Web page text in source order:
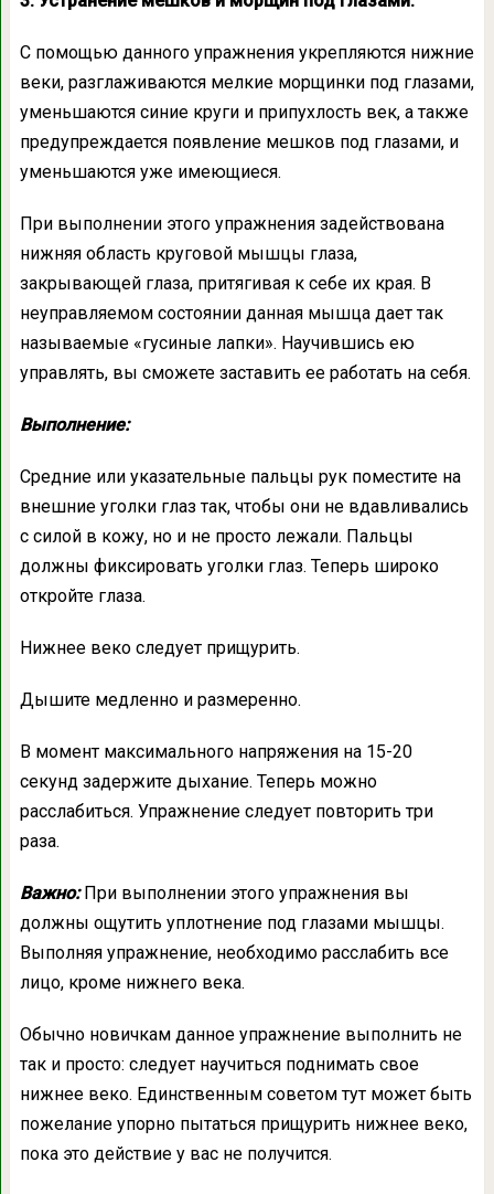
С помощью данного упражнения укрепляются нижние
веки, разглаживаются мелкие морщинки под глазами,
уменьшаются синие круги и припухлость век, а также
предупреждается появление мешков под глазами, и
уменьшаются уже имеющиеся.
При выполнении этого упражнения задействована
нижняя область круговой мышцы глаза,
закрывающей глаза, притягивая к себе их края. В
неуправляемом состоянии данная мышца дает так
называемые «гусиные лапки». Научившись ею
управлять, вы сможете заставить ее работать на себя.
Выполнение:
Средние или указательные пальцы рук поместите на
внешние уголки глаз так, чтобы они не вдавливались
с силой в кожу, но и не просто лежали. Пальцы
должны фиксировать уголки глаз. Теперь широко
откройте глаза.
Нижнее веко следует прищурить.
Дышите медленно и размеренно.
В момент максимального напряжения на 15-20
секунд задержите дыхание. Теперь можно
расслабиться. Упражнение следует повторить три
раза.
Важно:При выполнении этого упражнения вы
должны ощутить уплотнение под глазами мышцы.
Выполняя упражнение, необходимо расслабить все
лицо, кроме нижнего века.
Обычно новичкам данное упражнение выполнить не
так и просто: следует научиться поднимать свое
нижнее веко. Единственным советом тут может быть
пожелание упорно пытаться прищурить нижнее веко,
пока это действие у вас не получится.